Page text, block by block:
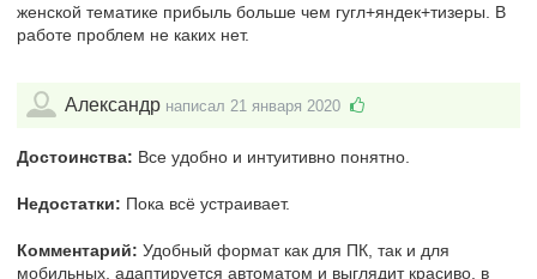
женской тематике прибыль больше чем гугл+яндек+тизеры. В
работе проблем не каких нет.
Александр написал 21 января 2020
Достоинства: Все удобно и интуитивно понятно.
Недостатки: Пока всё устраивает.
Комментарий: Удобный формат как для ПК, так и для
мобильных, адаптируется автоматом и выглядит красиво, в